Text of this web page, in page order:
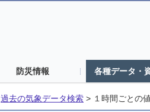
防災情報 各種データ・
過去の気象データ検索 > １時間ごとの